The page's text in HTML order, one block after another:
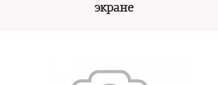
экране